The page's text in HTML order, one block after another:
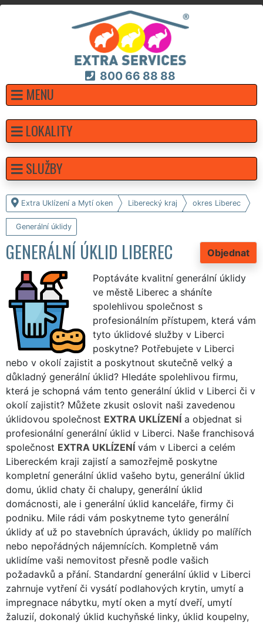
800 66 88 88
MENU
Extra Uklízení a Mytí oken Liberecký kraj okres Liberec
Generální úklidy
Objednat
GENERÁLNÍ ÚKLID LIBEREC
Poptáváte kvalitní generální úklidy
ve městě Liberec a sháníte
spolehlivou společnost s
profesionálním přístupem, která vám
tyto úklidové služby v Liberci
poskytne? Potřebujete v Liberci
nebo v okolí zajistit a poskytnout skutečně velký a
důkladný generální úklid? Hledáte spolehlivou firmu,
která je schopná vám tento generální úklid v Liberci či v
okolí zajistit? Můžete zkusit oslovit naši zavedenou
úklidovou společnost EXTRA UKLÍZENÍ a objednat si
profesionální generální úklid v Liberci. Naše franchisová
společnost EXTRA UKLÍZENÍ vám v Liberci a celém
Libereckém kraji zajistí a samozřejmě poskytne
kompletní generální úklid vašeho bytu, generální úklid
domu, úklid chaty či chalupy, generální úklid
domácnosti, ale i generální úklid kanceláře, firmy či
podniku. Mile rádi vám poskytneme tyto generální
úklidy ať už po stavebních úpravách, úklidy po malířích
nebo nepořádných nájemnících. Kompletně vám
uklidíme vaši nemovitost přesně podle vašich
požadavků a přání. Standardní generální úklid v Liberci
zahrnuje vytření či vysátí podlahových krytin, umytí a
impregnace nábytku, mytí oken a mytí dveří, umytí
žaluzií, dokonalý úklid kuchyňské linky, úklid koupelny,
LOKALITY
SLUŽBY